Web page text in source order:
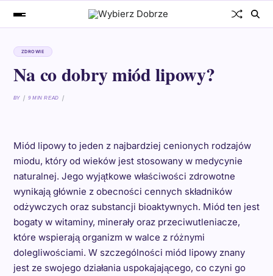
ZDROWIE
Na co dobry miód lipowy?
BY 9 MIN READ
Miód lipowy to jeden z najbardziej cenionych rodzajów
miodu, który od wieków jest stosowany w medycynie
naturalnej. Jego wyjątkowe właściwości zdrowotne
wynikają głównie z obecności cennych składników
odżywczych oraz substancji bioaktywnych. Miód ten jest
bogaty w witaminy, minerały oraz przeciwutleniacze,
które wspierają organizm w walce z różnymi
dolegliwościami. W szczególności miód lipowy znany
jest ze swojego działania uspokajającego, co czyni go